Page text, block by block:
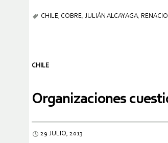
CHILE, COBRE, JULIÁN ALCAYAGA,
CHILE
Organizaciones
29 JULIO, 2013